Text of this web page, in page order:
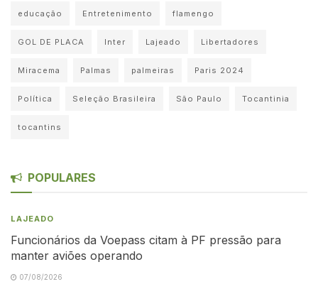
educação Entretenimento flamengo
GOL DE PLACA Inter Lajeado Libertadores
Miracema Palmas palmeiras Paris 2024
Política Seleção Brasileira São Paulo Tocantinia
tocantins
POPULARES
LAJEADO
Funcionários da Voepass citam à PF pressão para
manter aviões operando
07/08/2026